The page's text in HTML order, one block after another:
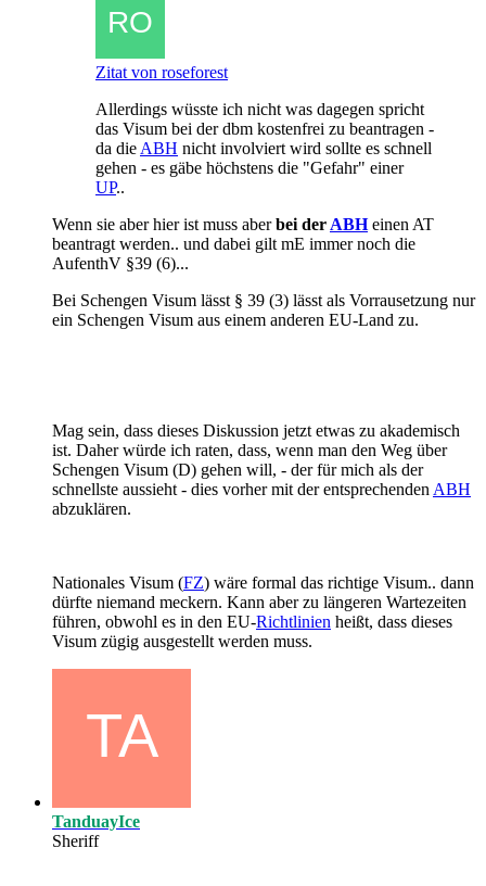
Zitat von roseforest
Allerdings wüsste ich nicht was dagegen spricht
das Visum bei der dbm kostenfrei zu beantragen -
da die ABH nicht involviert wird sollte es schnell
gehen - es gäbe höchstens die "Gefahr" einer
UP..
Wenn sie aber hier ist muss aberbei der ABH einen AT
beantragt werden.. und dabei gilt mE immer noch die
AufenthV §39 (6)...
Bei Schengen Visum lässt § 39 (3) lässt als Vorrausetzung nur
ein Schengen Visum aus einem anderen EU-Land zu.
Mag sein, dass dieses Diskussion jetzt etwas zu akademisch
ist. Daher würde ich raten, dass, wenn man den Weg über
Schengen Visum (D) gehen will, - der für mich als der
schnellste aussieht - dies vorher mit der entsprechenden ABH
abzuklären.
Nationales Visum (FZ) wäre formal das richtige Visum.. dann
dürfte niemand meckern. Kann aber zu längeren Wartezeiten
führen, obwohl es in den EU-Richtlinien heißt, dass dieses
Visum zügig ausgestellt werden muss.
TanduayIce
Sheriff